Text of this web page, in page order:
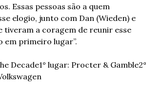
Essas pessoas são a quem
elogio, junto com Dan (Wieden) e
tiveram a coragem de reunir esse
primeiro lugar”.
Decade1° lugar: Procter & Gamble2°